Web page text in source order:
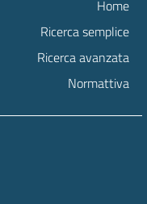
Home
Ricerca semplice
Ricerca avanzata
Normattiva